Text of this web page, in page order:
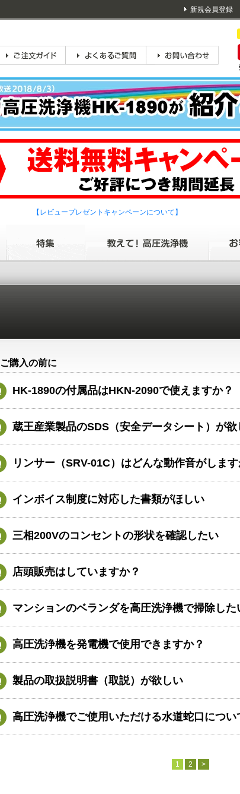
新規会員登録
【レビュープレゼントキャンペーンについて】
ご購入の前に
HK-1890の付属品はHKN-2090で使えますか？
蔵王産業製品のSDS（安全データシート）が欲
リンサー（SRV-01C）はどんな動作音がしま
インボイス制度に対応した書類がほしい
三相200Vのコンセントの形状を確認したい
店頭販売はしていますか？
マンションのベランダを高圧洗浄機で掃除した
高圧洗浄機を発電機で使用できますか？
製品の取扱説明書（取説）が欲しい
高圧洗浄機でご使用いただける水道蛇口につい
1 2 >